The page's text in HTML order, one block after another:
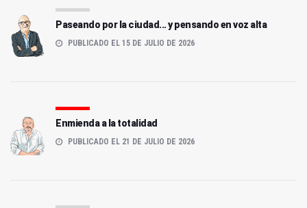
Paseando por la ciudad... y pensando en voz alta
PUBLICADO EL 15 DE JULIO DE 2026
Enmienda a la totalidad
PUBLICADO EL 21 DE JULIO DE 2026